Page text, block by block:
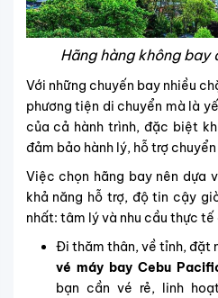
Hãng hàng không
Với những chuyến bay nhiều
phương tiện di chuyển mà là
của cả hành trình, đặc biệt
đảm bảo hành lý, hỗ trợ
Việc chọn hãng bay nên dựa
khả năng hỗ trợ, độ tin cậy
nhất: tâm lý và nhu cầu thực tế
Đi thăm thân, về tỉnh, đặt
vé máy bay Cebu
bạn cần vé rẻ, linh